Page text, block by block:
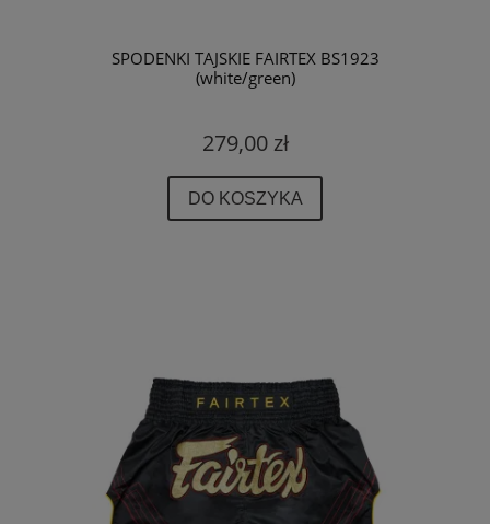
SPODENKI TAJSKIE FAIRTEX BS1923
(white/green)
279,00 zł
DO KOSZYKA